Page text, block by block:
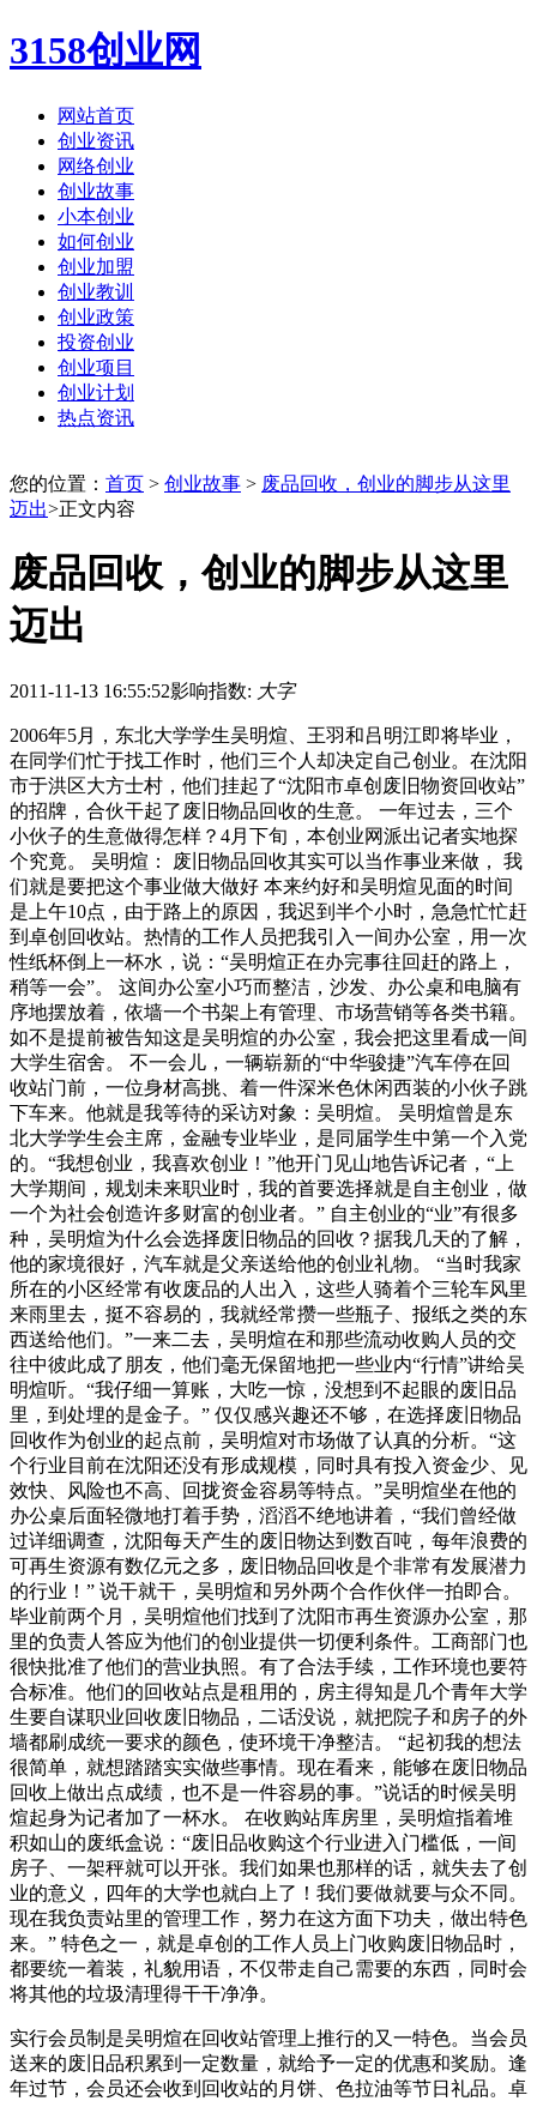
3158创业网
网站首页
创业资讯
网络创业
创业故事
小本创业
如何创业
创业加盟
创业教训
创业政策
投资创业
创业项目
创业计划
热点资讯
您的位置： 首页 > 创业故事 > 废品回收，创业的脚步从这里
迈出>正文内容
废品回收，创业的脚步从这里
迈出
2011-11-13 16:55:52影响指数: 大字
2006年5月，东北大学学生吴明煊、王羽和吕明江即将毕业，
在同学们忙于找工作时，他们三个人却决定自己创业。在沈阳
市于洪区大方士村，他们挂起了“沈阳市卓创废旧物资回收站”
的招牌，合伙干起了废旧物品回收的生意。 一年过去，三个
小伙子的生意做得怎样？4月下旬，本创业网派出记者实地探
个究竟。 吴明煊： 废旧物品回收其实可以当作事业来做， 我
们就是要把这个事业做大做好 本来约好和吴明煊见面的时间
是上午10点，由于路上的原因，我迟到半个小时，急急忙忙赶
到卓创回收站。热情的工作人员把我引入一间办公室，用一次
性纸杯倒上一杯水，说：“吴明煊正在办完事往回赶的路上，
稍等一会”。 这间办公室小巧而整洁，沙发、办公桌和电脑有
序地摆放着，依墙一个书架上有管理、市场营销等各类书籍。
如不是提前被告知这是吴明煊的办公室，我会把这里看成一间
大学生宿舍。 不一会儿，一辆崭新的“中华骏捷”汽车停在回
收站门前，一位身材高挑、着一件深米色休闲西装的小伙子跳
下车来。他就是我等待的采访对象：吴明煊。 吴明煊曾是东
北大学学生会主席，金融专业毕业，是同届学生中第一个入党
的。“我想创业，我喜欢创业！”他开门见山地告诉记者，“上
大学期间，规划未来职业时，我的首要选择就是自主创业，做
一个为社会创造许多财富的创业者。” 自主创业的“业”有很多
种，吴明煊为什么会选择废旧物品的回收？据我几天的了解，
他的家境很好，汽车就是父亲送给他的创业礼物。 “当时我家
所在的小区经常有收废品的人出入，这些人骑着个三轮车风里
来雨里去，挺不容易的，我就经常攒一些瓶子、报纸之类的东
西送给他们。”一来二去，吴明煊在和那些流动收购人员的交
往中彼此成了朋友，他们毫无保留地把一些业内“行情”讲给吴
明煊听。“我仔细一算账，大吃一惊，没想到不起眼的废旧品
里，到处埋的是金子。” 仅仅感兴趣还不够，在选择废旧物品
回收作为创业的起点前，吴明煊对市场做了认真的分析。“这
个行业目前在沈阳还没有形成规模，同时具有投入资金少、见
效快、风险也不高、回拢资金容易等特点。”吴明煊坐在他的
办公桌后面轻微地打着手势，滔滔不绝地讲着，“我们曾经做
过详细调查，沈阳每天产生的废旧物达到数百吨，每年浪费的
可再生资源有数亿元之多，废旧物品回收是个非常有发展潜力
的行业！” 说干就干，吴明煊和另外两个合作伙伴一拍即合。
毕业前两个月，吴明煊他们找到了沈阳市再生资源办公室，那
里的负责人答应为他们的创业提供一切便利条件。工商部门也
很快批准了他们的营业执照。有了合法手续，工作环境也要符
合标准。他们的回收站点是租用的，房主得知是几个青年大学
生要自谋职业回收废旧物品，二话没说，就把院子和房子的外
墙都刷成统一要求的颜色，使环境干净整洁。 “起初我的想法
很简单，就想踏踏实实做些事情。现在看来，能够在废旧物品
回收上做出点成绩，也不是一件容易的事。”说话的时候吴明
煊起身为记者加了一杯水。 在收购站库房里，吴明煊指着堆
积如山的废纸盒说：“废旧品收购这个行业进入门槛低，一间
房子、一架秤就可以开张。我们如果也那样的话，就失去了创
业的意义，四年的大学也就白上了！我们要做就要与众不同。
现在我负责站里的管理工作，努力在这方面下功夫，做出特色
来。” 特色之一，就是卓创的工作人员上门收购废旧物品时，
都要统一着装，礼貌用语，不仅带走自己需要的东西，同时会
将其他的垃圾清理得干干净净。
实行会员制是吴明煊在回收站管理上推行的又一特色。当会员
送来的废旧品积累到一定数量，就给予一定的优惠和奖励。逢
年过节，会员还会收到回收站的月饼、色拉油等节日礼品。卓